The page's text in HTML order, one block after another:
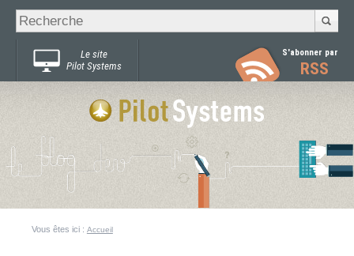
Chercher par
Recherche
avancée…
Le site
Pilot Systems
S'abonner par
RSS
Vous êtes ici : Accueil